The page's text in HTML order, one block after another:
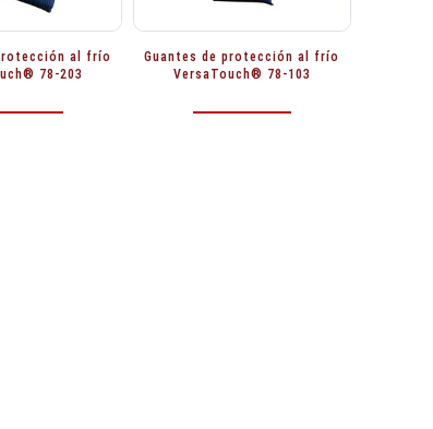
al frío
78-203
Guantes de protección al frío
VersaTouch® 78-103